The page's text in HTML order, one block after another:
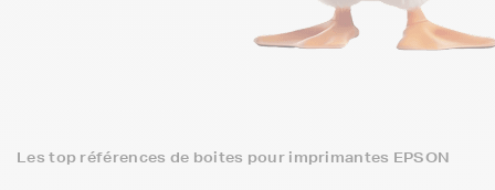
Les top références de boites pour imprimantes EPSON